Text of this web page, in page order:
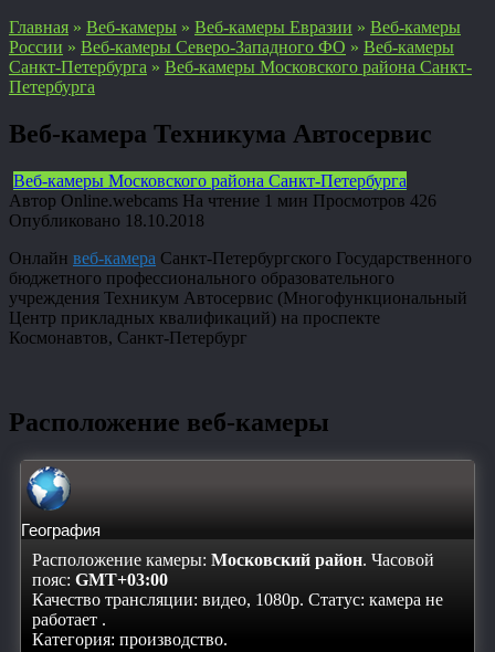
Главная » Веб-камеры » Веб-камеры Евразии » Веб-камеры
России » Веб-камеры Северо-Западного ФО » Веб-камеры
Санкт-Петербурга » Веб-камеры Московского района Санкт-
Петербурга
Веб-камера Техникума Автосервис
Веб-камеры Московского района Санкт-Петербурга
Автор Online.webcams На чтение 1 мин Просмотров 426
Опубликовано 18.10.2018
Онлайн веб-камера Санкт-Петербургского Государственного
бюджетного профессионального образовательного
учреждения Техникум Автосервис (Многофункциональный
Центр прикладных квалификаций) на проспекте
Космонавтов, Санкт-Петербург
Расположение веб-камеры
География
Расположение камеры: Московский район. Часовой
пояс: GMT+03:00
Качество трансляции: видео, 1080p. Статус: камера не
работает .
Категория: производство.